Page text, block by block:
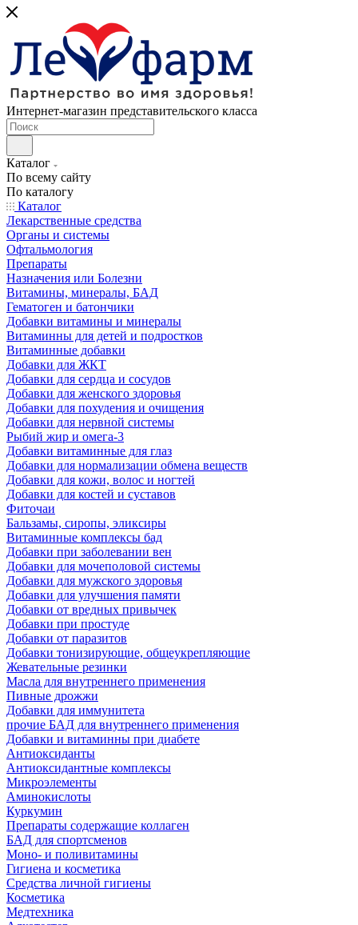
Интернет-магазин представительского класса
Каталог
По всему сайту
По каталогу
Каталог
Лекарственные средства
Органы и системы
Офтальмология
Препараты
Назначения или Болезни
Витамины, минералы, БАД
Гематоген и батончики
Добавки витамины и минералы
Витаминны для детей и подростков
Витаминные добавки
Добавки для ЖКТ
Добавки для сердца и сосудов
Добавки для женского здоровья
Добавки для похудения и очищения
Добавки для нервной системы
Рыбий жир и омега-3
Добавки витаминные для глаз
Добавки для нормализации обмена веществ
Добавки для кожи, волос и ногтей
Добавки для костей и суставов
Фиточаи
Бальзамы, сиропы, эликсиры
Витаминные комплексы бад
Добавки при заболевании вен
Добавки для мочеполовой системы
Добавки для мужского здоровья
Добавки для улучшения памяти
Добавки от вредных привычек
Добавки при простуде
Добавки от паразитов
Добавки тонизирующие, общеукрепляющие
Жевательные резинки
Масла для внутреннего применения
Пивные дрожжи
Добавки для иммунитета
прочие БАД для внутреннего применения
Добавки и витаминны при диабете
Антиоксиданты
Антиоксидантные комплексы
Микроэлементы
Аминокислоты
Куркумин
Препараты содержащие коллаген
БАД для спортсменов
Моно- и поливитамины
Гигиена и косметика
Средства личной гигиены
Косметика
Медтехника